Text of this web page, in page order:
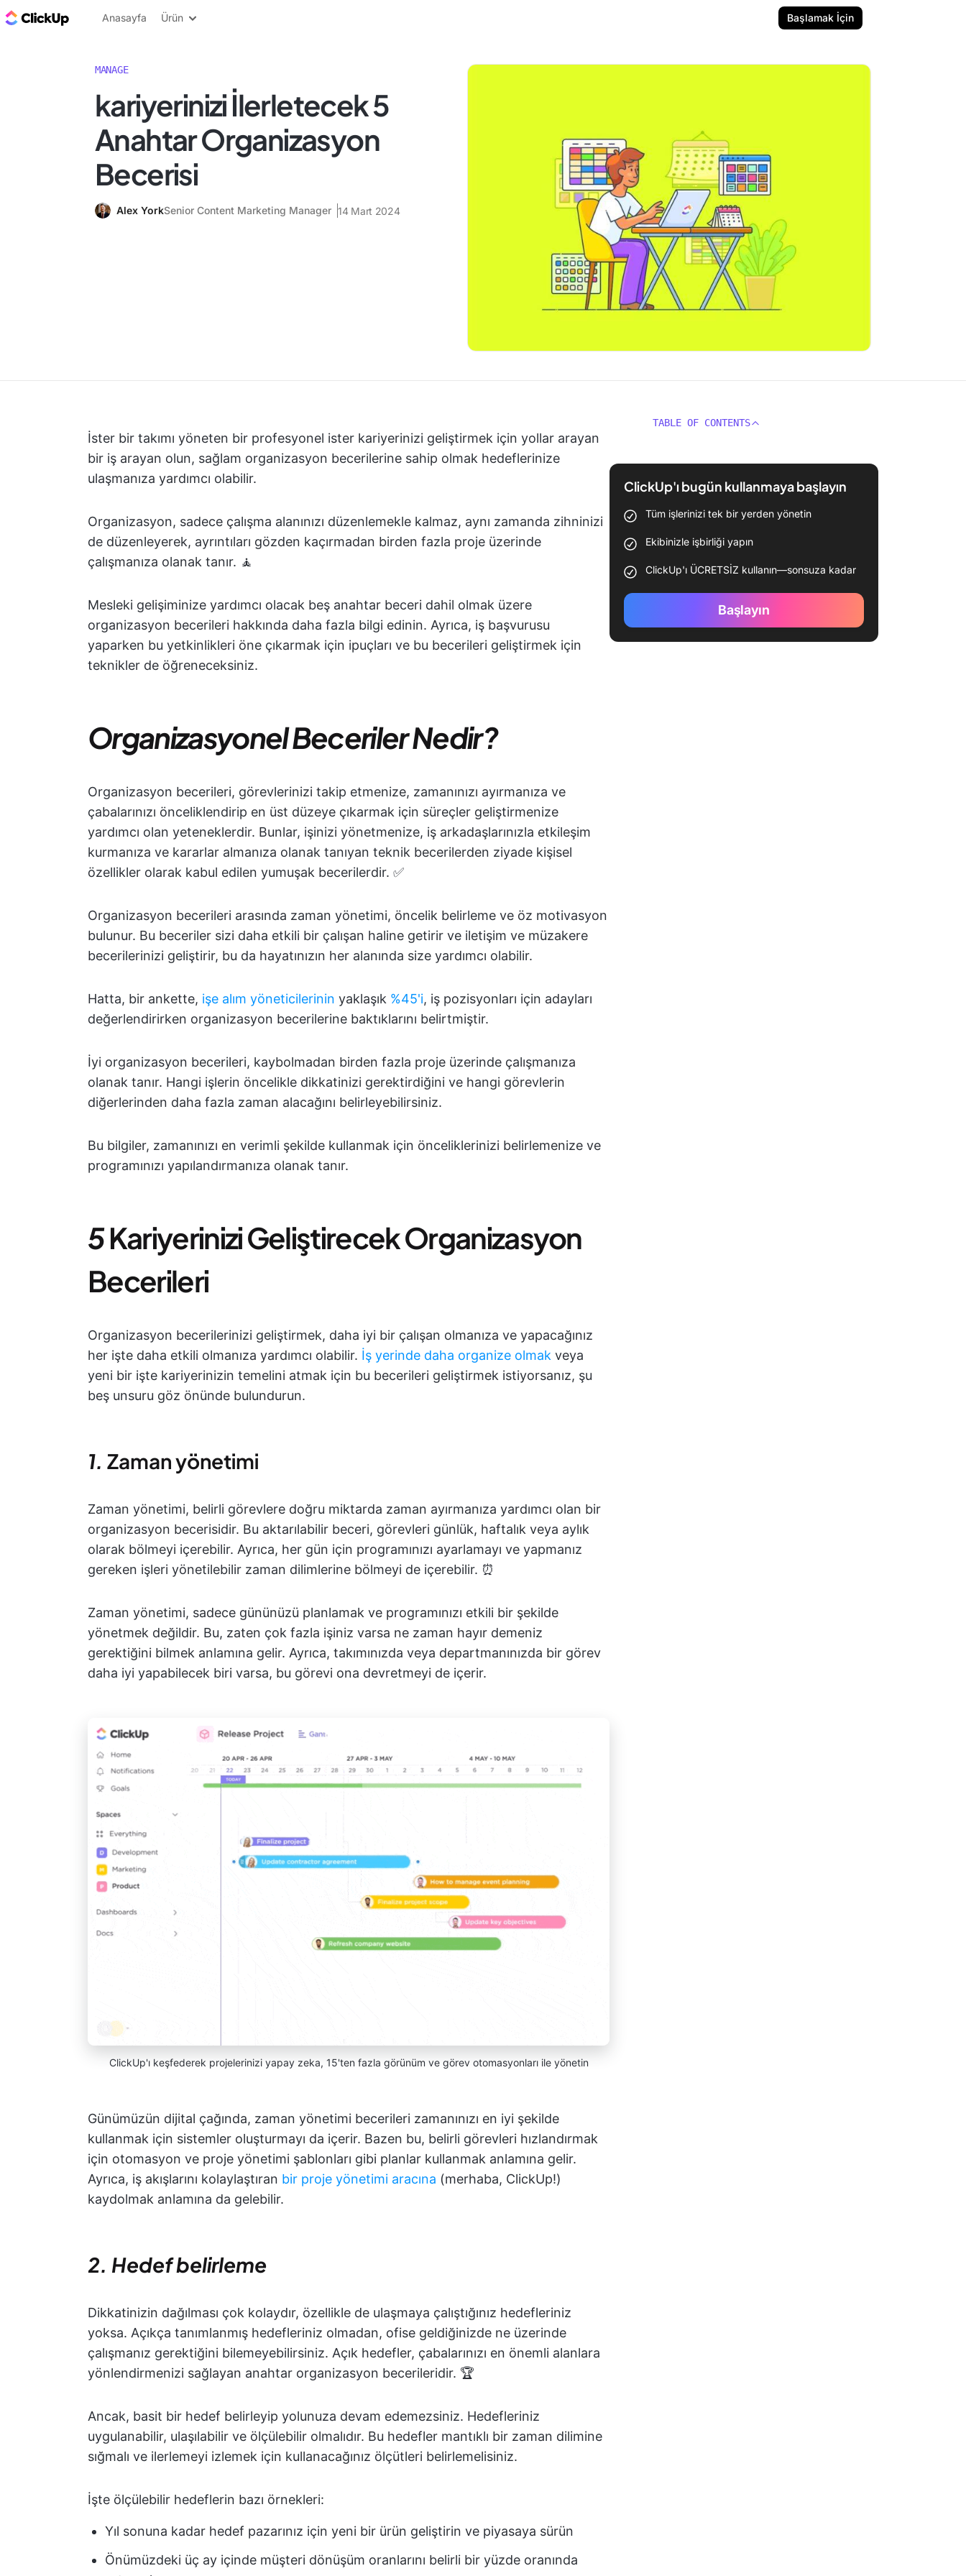
ClickUp Blog
Anasayfa Ürün Başlamak İçin
MANAGE
kariyerinizi İlerletecek 5
Anahtar Organizasyon
Becerisi
Alex YorkSenior Content Marketing Manager 14 Mart 2024
İster bir takımı yöneten bir profesyonel ister kariyerinizi geliştirmek için yollar arayan
bir iş arayan olun, sağlam organizasyon becerilerine sahip olmak hedeflerinize
ulaşmanıza yardımcı olabilir.
Organizasyon, sadece çalışma alanınızı düzenlemekle kalmaz, aynı zamanda zihninizi
de düzenleyerek, ayrıntıları gözden kaçırmadan birden fazla proje üzerinde
çalışmanıza olanak tanır. 🧘
Mesleki gelişiminize yardımcı olacak beş anahtar beceri dahil olmak üzere
organizasyon becerileri hakkında daha fazla bilgi edinin. Ayrıca, iş başvurusu
yaparken bu yetkinlikleri öne çıkarmak için ipuçları ve bu becerileri geliştirmek için
teknikler de öğreneceksiniz.
Organizasyonel Beceriler Nedir?
Organizasyon becerileri, görevlerinizi takip etmenize, zamanınızı ayırmanıza ve
çabalarınızı önceliklendirip en üst düzeye çıkarmak için süreçler geliştirmenize
yardımcı olan yeteneklerdir. Bunlar, işinizi yönetmenize, iş arkadaşlarınızla etkileşim
kurmanıza ve kararlar almanıza olanak tanıyan teknik becerilerden ziyade kişisel
özellikler olarak kabul edilen yumuşak becerilerdir. ✅
Organizasyon becerileri arasında zaman yönetimi, öncelik belirleme ve öz motivasyon
bulunur. Bu beceriler sizi daha etkili bir çalışan haline getirir ve iletişim ve müzakere
becerilerinizi geliştirir, bu da hayatınızın her alanında size yardımcı olabilir.
Hatta, bir ankette, işe alım yöneticilerinin yaklaşık %45'i, iş pozisyonları için adayları
değerlendirirken organizasyon becerilerine baktıklarını belirtmiştir.
İyi organizasyon becerileri, kaybolmadan birden fazla proje üzerinde çalışmanıza
olanak tanır. Hangi işlerin öncelikle dikkatinizi gerektirdiğini ve hangi görevlerin
diğerlerinden daha fazla zaman alacağını belirleyebilirsiniz.
Bu bilgiler, zamanınızı en verimli şekilde kullanmak için önceliklerinizi belirlemenize ve
programınızı yapılandırmanıza olanak tanır.
5Kariyerinizi Geliştirecek Organizasyon
Becerileri
Organizasyon becerilerinizi geliştirmek, daha iyi bir çalışan olmanıza ve yapacağınız
her işte daha etkili olmanıza yardımcı olabilir. İş yerinde daha organize olmak veya
yeni bir işte kariyerinizin temelini atmak için bu becerileri geliştirmek istiyorsanız, şu
beş unsuru göz önünde bulundurun.
1. Zaman yönetimi
Zaman yönetimi, belirli görevlere doğru miktarda zaman ayırmanıza yardımcı olan bir
organizasyon becerisidir. Bu aktarılabilir beceri, görevleri günlük, haftalık veya aylık
olarak bölmeyi içerebilir. Ayrıca, her gün için programınızı ayarlamayı ve yapmanız
gereken işleri yönetilebilir zaman dilimlerine bölmeyi de içerebilir. ⏰
Zaman yönetimi, sadece gününüzü planlamak ve programınızı etkili bir şekilde
yönetmek değildir. Bu, zaten çok fazla işiniz varsa ne zaman hayır demeniz
gerektiğini bilmek anlamına gelir. Ayrıca, takımınızda veya departmanınızda bir görev
daha iyi yapabilecek biri varsa, bu görevi ona devretmeyi de içerir.
ClickUp'ı keşfederek projelerinizi yapay zeka, 15'ten fazla görünüm ve görev otomasyonları ile yönetin
Günümüzün dijital çağında, zaman yönetimi becerileri zamanınızı en iyi şekilde
kullanmak için sistemler oluşturmayı da içerir. Bazen bu, belirli görevleri hızlandırmak
için otomasyon ve proje yönetimi şablonları gibi planlar kullanmak anlamına gelir.
Ayrıca, iş akışlarını kolaylaştıran bir proje yönetimi aracına (merhaba, ClickUp!)
kaydolmak anlamına da gelebilir.
2. Hedef belirleme
Dikkatinizin dağılması çok kolaydır, özellikle de ulaşmaya çalıştığınız hedefleriniz
yoksa. Açıkça tanımlanmış hedefleriniz olmadan, ofise geldiğinizde ne üzerinde
çalışmanız gerektiğini bilemeyebilirsiniz. Açık hedefler, çabalarınızı en önemli alanlara
yönlendirmenizi sağlayan anahtar organizasyon becerileridir. 🏆
Ancak, basit bir hedef belirleyip yolunuza devam edemezsiniz. Hedefleriniz
uygulanabilir, ulaşılabilir ve ölçülebilir olmalıdır. Bu hedefler mantıklı bir zaman dilimine
sığmalı ve ilerlemeyi izlemek için kullanacağınız ölçütleri belirlemelisiniz.
İşte ölçülebilir hedeflerin bazı örnekleri:
Yıl sonuna kadar hedef pazarınız için yeni bir ürün geliştirin ve piyasaya sürün
Önümüzdeki üç ay içinde müşteri dönüşüm oranlarını belirli bir yüzde oranında
TABLE OF CONTENTS
ClickUp'ı bugün kullanmaya başlayın
Tüm işlerinizi tek bir yerden yönetin
Ekibinizle işbirliği yapın
ClickUp'ı ÜCRETSİZ kullanın—sonsuza kadar
Başlayın